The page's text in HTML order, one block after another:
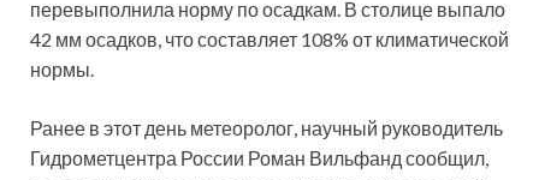
перевыполнила норму по осадкам. В столице выпало
42 мм осадков, что составляет 108% от климатической
нормы.
Ранее в этот день метеоролог, научный руководитель
Гидрометцентра России Роман Вильфанд сообщил,